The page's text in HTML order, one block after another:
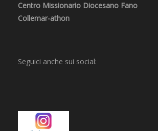
Centro Missionario Diocesano Fano
Collemar-athon
Seguici anche sui social: